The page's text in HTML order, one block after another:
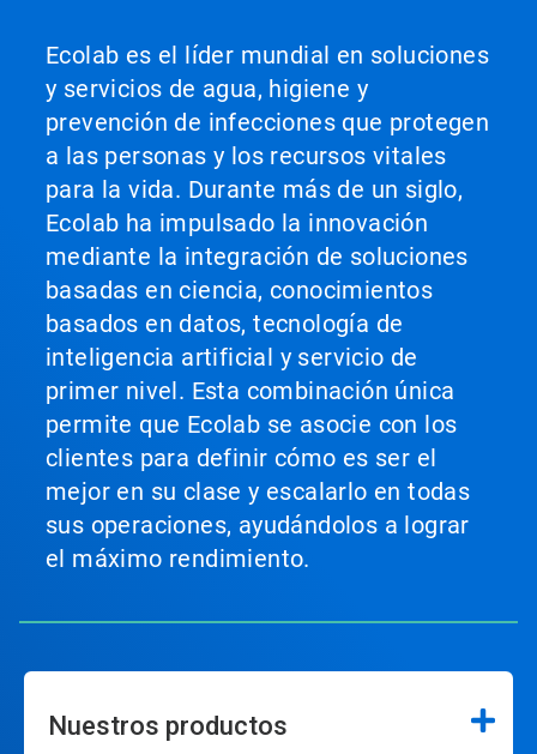
Ecolab es el líder mundial en soluciones
y servicios de agua, higiene y
prevención de infecciones que protegen
a las personas y los recursos vitales
para la vida. Durante más de un siglo,
Ecolab ha impulsado la innovación
mediante la integración de soluciones
basadas en ciencia, conocimientos
basados en datos, tecnología de
inteligencia artificial y servicio de
primer nivel. Esta combinación única
permite que Ecolab se asocie con los
clientes para definir cómo es ser el
mejor en su clase y escalarlo en todas
sus operaciones, ayudándolos a lograr
el máximo rendimiento.
Nuestros productos